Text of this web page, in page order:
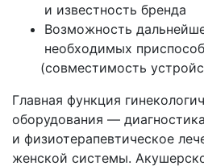
и известность бренда
Возможность
необходимых
(совместимость
Главная функция
оборудования —
и физиотерапевтическое
женской системы.